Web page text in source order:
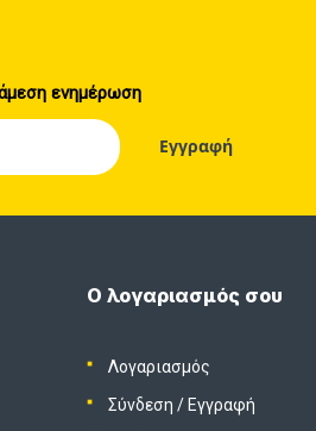
ενημέρωση
Ο λογαριασμός σου
Λογαριασμός
Σύνδεση / Εγγραφή